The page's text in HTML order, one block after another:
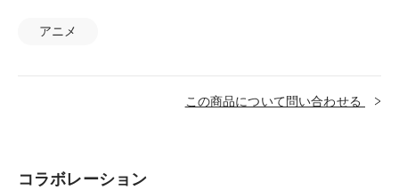
アニメ
この商品について問い合わせる
コラボレーション